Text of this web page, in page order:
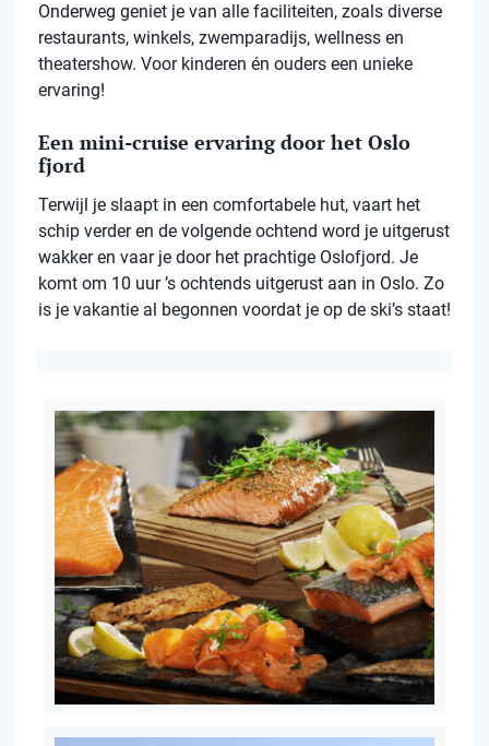
Onderweg geniet je van alle faciliteiten, zoals diverse
restaurants, winkels, zwemparadijs, wellness en
theatershow. Voor kinderen én ouders een unieke
ervaring!
Een mini-cruise ervaring door het Oslo
fjord
Terwijl je slaapt in een comfortabele hut, vaart het
schip verder en de volgende ochtend word je uitgerust
wakker en vaar je door het prachtige Oslofjord. Je
komt om 10 uur ’s ochtends uitgerust aan in Oslo. Zo
is je vakantie al begonnen voordat je op de ski’s staat!